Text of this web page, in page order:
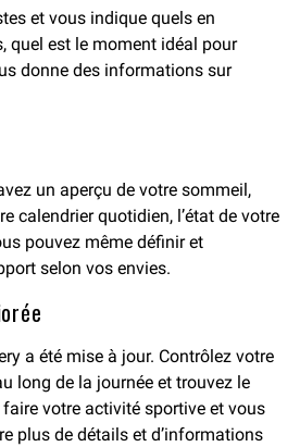
et vous indique quels en
quel est le moment idéal pour
donne des informations sur
un aperçu de votre sommeil,
calendrier quotidien, l’état de votre
pouvez même définir et
selon vos envies.
a été mise à jour. Contrôlez votre
long de la journée et trouvez le
votre activité sportive et vous
plus de détails et d’informations